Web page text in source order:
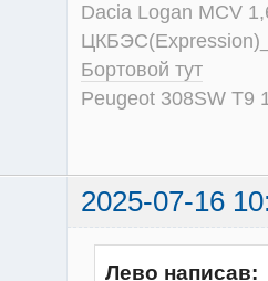
Dacia Logan MCV
Бортовой тут
Peugeot 308SW T9
2025-07-16
Лево написав: